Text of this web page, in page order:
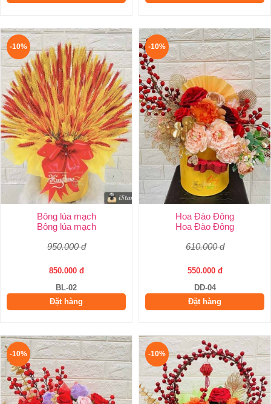
-10%
Bông lúa mạch
Bông lúa mạch
950.000 đ
850.000 đ
BL-02
Đặt hàng
-10%
Hoa Đào Đông
Hoa Đào Đông
610.000 đ
550.000 đ
DD-04
Đặt hàng
-10% -10%